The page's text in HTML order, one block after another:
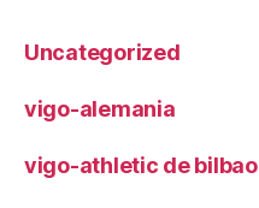
Uncategorized
vigo-alemania
vigo-athletic de bilbao